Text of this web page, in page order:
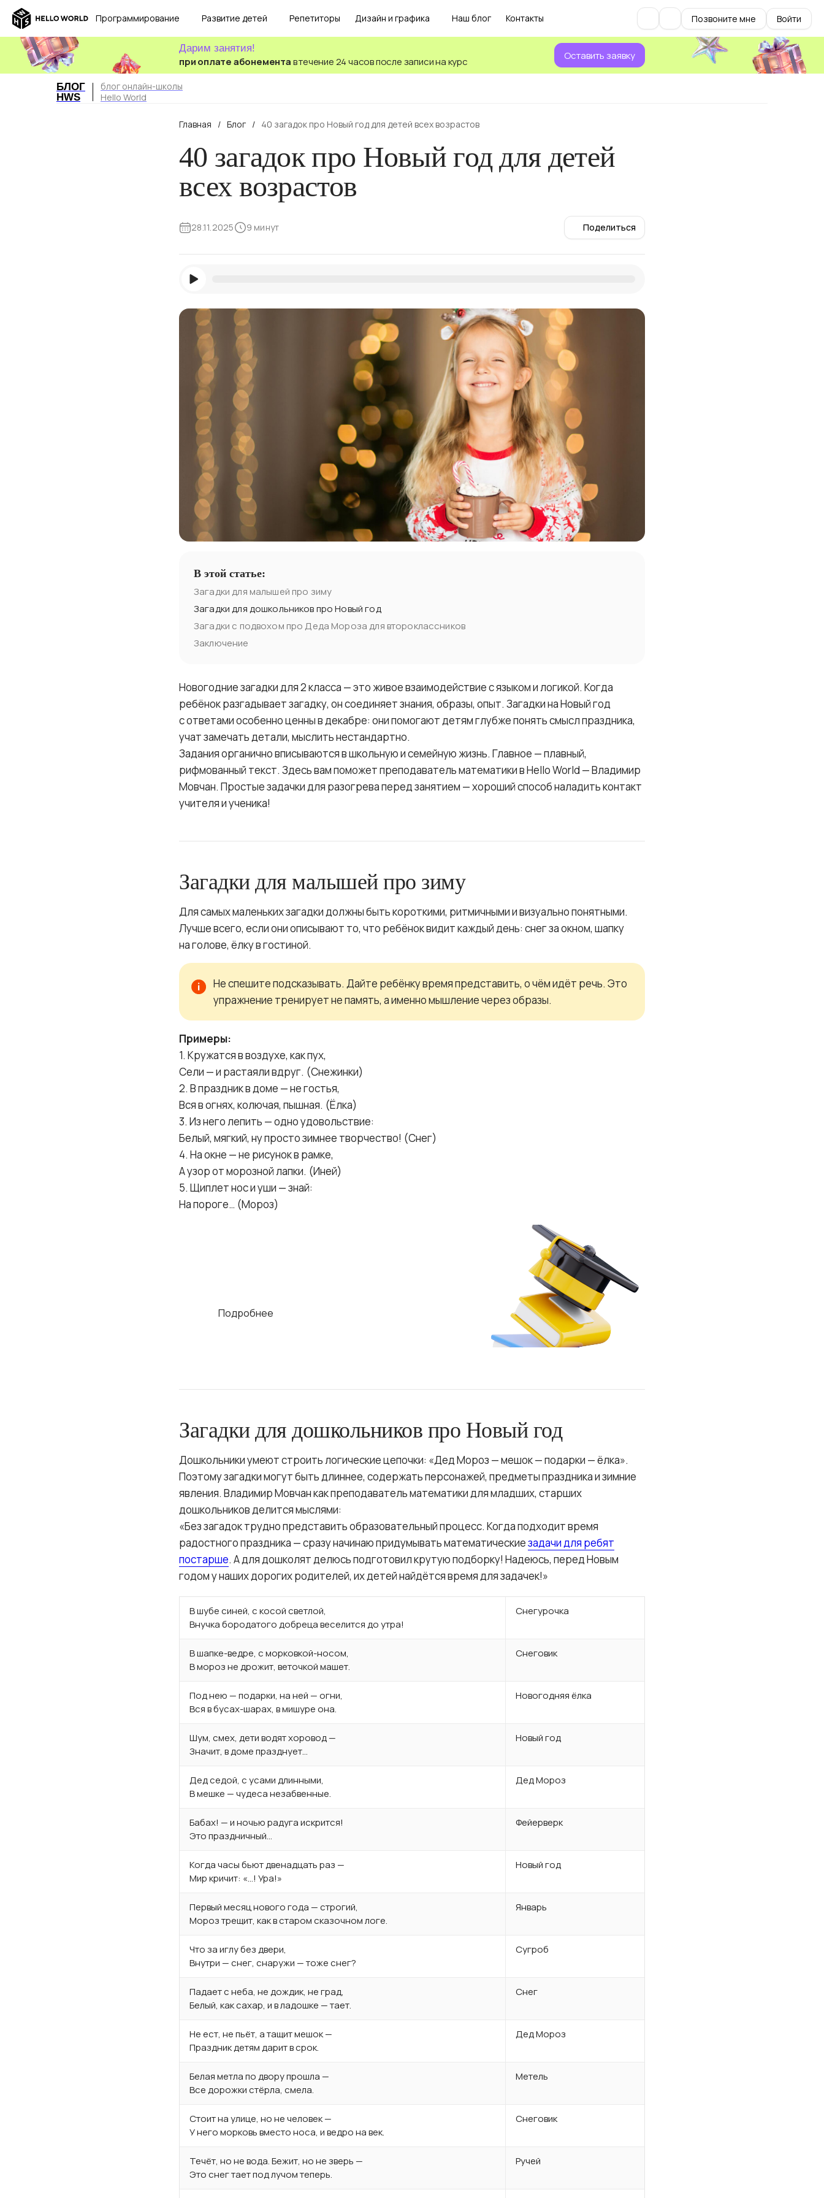
Программирование Развитие детей Репетиторы Дизайн и графика Наш блог Контакты Позвоните мне Войти
при оплате абонементав течение 24 часов после записи на курс
Дарим занятия!
Оставить заявку
БЛОГ
HWS
блог онлайн-школы
Hello World
Главная / Блог / 40 загадок про Новый год для детей всех возрастов
40 загадок про Новый год для детей
всех возрастов
28.11.2025 9 минут Поделиться
В этой статье:
Загадки для малышей про зиму
Загадки для дошкольников про Новый год
Загадки с подвохом про Деда Мороза для второклассников
Заключение
Новогодние загадки для 2 класса — это живое взаимодействие с языком и логикой. Когда
ребёнок разгадывает загадку, он соединяет знания, образы, опыт. Загадки на Новый год
с ответами особенно ценны в декабре: они помогают детям глубже понять смысл праздника,
учат замечать детали, мыслить нестандартно.
Задания органично вписываются в школьную и семейную жизнь. Главное — плавный,
рифмованный текст. Здесь вам поможет преподаватель математики в Hello World — Владимир
Мовчан. Простые задачки для разогрева перед занятием — хороший способ наладить контакт
учителя и ученика!
Загадки для малышей про зиму
Для самых маленьких загадки должны быть короткими, ритмичными и визуально понятными.
Лучше всего, если они описывают то, что ребёнок видит каждый день: снег за окном, шапку
на голове, ёлку в гостиной.
Не спешите подсказывать. Дайте ребёнку время представить, о чём идёт речь. Это
упражнение тренирует не память, а именно мышление через образы.
Примеры:
1. Кружатся в воздухе, как пух,
Сели — и растаяли вдруг. (Снежинки)
2. В праздник в доме — не гостья,
Вся в огнях, колючая, пышная. (Ёлка)
3. Из него лепить — одно удовольствие:
Белый, мягкий, ну просто зимнее творчество! (Снег)
4. На окне — не рисунок в рамке,
А узор от морозной лапки. (Иней)
5. Щиплет нос и уши — знай:
На пороге… (Мороз)
Подробнее
Загадки для дошкольников про Новый год
Дошкольники умеют строить логические цепочки: «Дед Мороз — мешок — подарки — ёлка».
Поэтому загадки могут быть длиннее, содержать персонажей, предметы праздника и зимние
явления. Владимир Мовчан как преподаватель математики для младших, старших
дошкольников делится мыслями:
«Без загадок трудно представить образовательный процесс. Когда подходит время
радостного праздника — сразу начинаю придумывать математическиезадачи для ребят
постарше. А для дошколят делюсь подготовил крутую подборку! Надеюсь, перед Новым
годом у наших дорогих родителей, их детей найдётся время для задачек!»
В шубе синей, с косой светлой,
Внучка бородатого добреца веселится до утра!
Снегурочка
В шапке-ведре, с морковкой-носом,
В мороз не дрожит, веточкой машет.
Снеговик
Под нею — подарки, на ней — огни,
Вся в бусах-шарах, в мишуре она.
Новогодняя ёлка
Шум, смех, дети водят хоровод —
Значит, в доме празднует…
Новый год
Дед седой, с усами длинными,
В мешке — чудеса незабвенные.
Дед Мороз
Бабах! — и ночью радуга искрится!
Это праздничный…
Фейерверк
Когда часы бьют двенадцать раз —
Мир кричит: «…! Ура!»
Новый год
Первый месяц нового года — строгий,
Мороз трещит, как в старом сказочном логе.
Январь
Что за иглу без двери,
Внутри — снег, снаружи — тоже снег?
Сугроб
Падает с неба, не дождик, не град,
Белый, как сахар, и в ладошке — тает.
Снег
Не ест, не пьёт, а тащит мешок —
Праздник детям дарит в срок.
Дед Мороз
Белая метла по двору прошла —
Все дорожки стёрла, смела.
Метель
Стоит на улице, но не человек —
У него морковь вместо носа, и ведро на век.
Снеговик
Течёт, но не вода. Бежит, но не зверь —
Это снег тает под лучом теперь.
Ручей